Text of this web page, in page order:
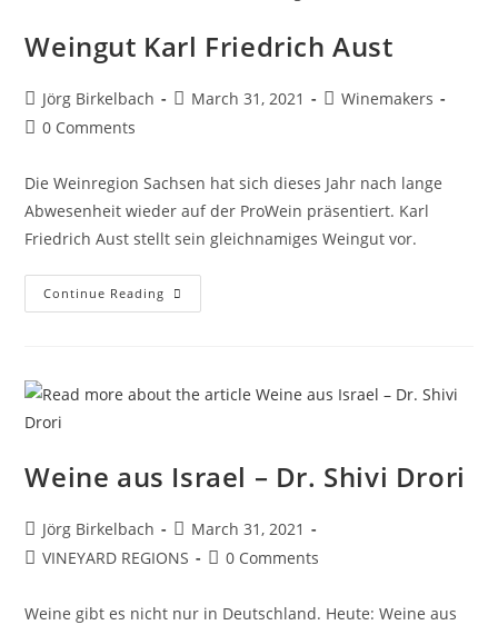
Weingut Karl Friedrich Aust
Jörg Birkelbach March 31, 2021
Winemakers
0 Comments
Die Weinregion Sachsen hat sich dieses Jahr nach lange
Abwesenheit wieder auf der ProWein präsentiert. Karl
Friedrich Aust stellt sein gleichnamiges Weingut vor.
Continue Reading
Weine aus Israel – Dr. Shivi Drori
Jörg Birkelbach
March 31, 2021
VINEYARD REGIONS
0 Comments
Weine gibt es nicht nur in Deutschland. Heute: Weine aus